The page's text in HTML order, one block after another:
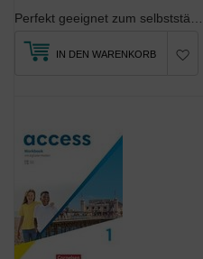
IN DEN WARENKORB